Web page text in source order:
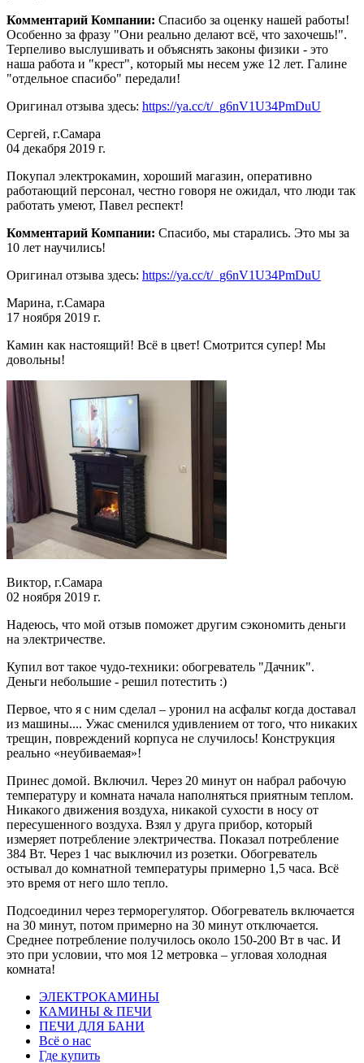
Комментарий Компании: Спасибо за оценку нашей работы!
Особенно за фразу "Они реально делают всё, что захочешь!".
Терпеливо выслушивать и объяснять законы физики - это
наша работа и "крест", который мы несем уже 12 лет. Галине
"отдельное спасибо" передали!
Оригинал отзыва здесь: https://ya.cc/t/_g6nV1U34PmDuU
Сергей, г.Самара
04 декабря 2019 г.
Покупал электрокамин, хороший магазин, оперативно
работающий персонал, честно говоря не ожидал, что люди так
работать умеют, Павел респект!
Комментарий Компании: Спасибо, мы старались. Это мы за
10 лет научились!
Оригинал отзыва здесь: https://ya.cc/t/_g6nV1U34PmDuU
Марина, г.Самара
17 ноября 2019 г.
Камин как настоящий! Всё в цвет! Смотрится супер! Мы
довольны!
Виктор, г.Самара
02 ноября 2019 г.
Надеюсь, что мой отзыв поможет другим сэкономить деньги
на электричестве.
Купил вот такое чудо-техники: обогреватель "Дачник".
Деньги небольшие - решил потестить :)
Первое, что я с ним сделал – уронил на асфальт когда доставал
из машины.... Ужас сменился удивлением от того, что никаких
трещин, повреждений корпуса не случилось! Конструкция
реально «неубиваемая»!
Принес домой. Включил. Через 20 минут он набрал рабочую
температуру и комната начала наполняться приятным теплом.
Никакого движения воздуха, никакой сухости в носу от
пересушенного воздуха. Взял у друга прибор, который
измеряет потребление электричества. Показал потребление
384 Вт. Через 1 час выключил из розетки. Обогреватель
остывал до комнатной температуры примерно 1,5 часа. Всё
это время от него шло тепло.
Подсоединил через терморегулятор. Обогреватель включается
на 30 минут, потом примерно на 30 минут отключается.
Среднее потребление получилось около 150-200 Вт в час. И
это при условии, что моя 12 метровка – угловая холодная
комната!
ЭЛЕКТРОКАМИНЫ
КАМИНЫ & ПЕЧИ
ПЕЧИ ДЛЯ БАНИ
Всё о нас
Где купить